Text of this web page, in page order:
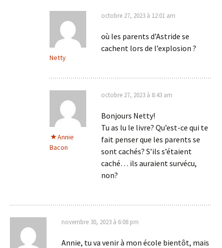
Netty
octobre 27, 2023 à 12:01 am
où les parents d’Astride se
cachent lors de l’explosion ?
Annie
Bacon
octobre 27, 2023 à 8:43 am
Bonjours Netty!
Tu as lu le livre? Qu’est-ce qui te
fait penser que les parents se
sont cachés? S’ils s’étaient
caché… ils auraient survécu,
non?
novembre 30, 2023 à 6:08 pm
Annie, tu va venir à mon école bientôt, mais